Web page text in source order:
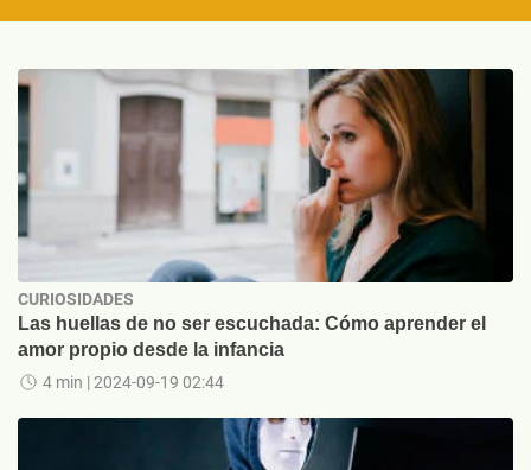
CURIOSIDADES
Las huellas de no ser escuchada: Cómo aprender el
amor propio desde la infancia
4 min | 2024-09-19 02:44